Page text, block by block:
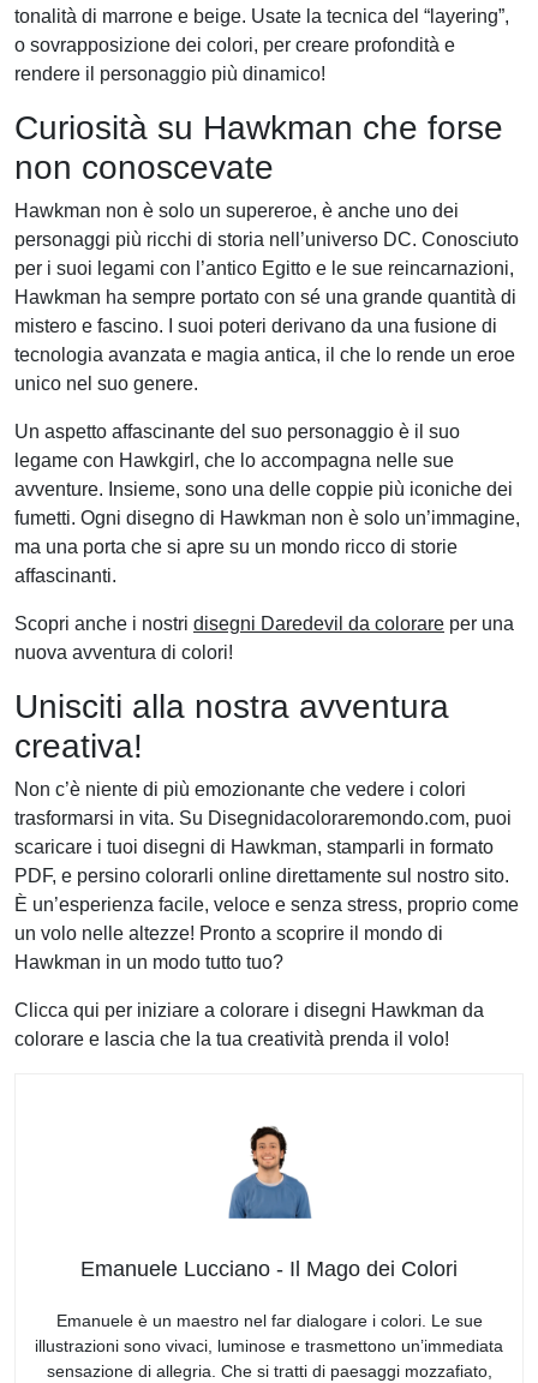
tonalità di marrone e beige. Usate la tecnica del “layering”,
o sovrapposizione dei colori, per creare profondità e
rendere il personaggio più dinamico!
Curiosità su Hawkman che forse
non conoscevate
Hawkman non è solo un supereroe, è anche uno dei
personaggi più ricchi di storia nell’universo DC. Conosciuto
per i suoi legami con l’antico Egitto e le sue reincarnazioni,
Hawkman ha sempre portato con sé una grande quantità di
mistero e fascino. I suoi poteri derivano da una fusione di
tecnologia avanzata e magia antica, il che lo rende un eroe
unico nel suo genere.
Un aspetto affascinante del suo personaggio è il suo
legame con Hawkgirl, che lo accompagna nelle sue
avventure. Insieme, sono una delle coppie più iconiche dei
fumetti. Ogni disegno di Hawkman non è solo un’immagine,
ma una porta che si apre su un mondo ricco di storie
affascinanti.
Scopri anche i nostri disegni Daredevil da colorare per una
nuova avventura di colori!
Unisciti alla nostra avventura
creativa!
Non c’è niente di più emozionante che vedere i colori
trasformarsi in vita. Su Disegnidacoloraremondo.com, puoi
scaricare i tuoi disegni di Hawkman, stamparli in formato
PDF, e persino colorarli online direttamente sul nostro sito.
È un’esperienza facile, veloce e senza stress, proprio come
un volo nelle altezze! Pronto a scoprire il mondo di
Hawkman in un modo tutto tuo?
Clicca qui per iniziare a colorare i disegni Hawkman da
colorare e lascia che la tua creatività prenda il volo!
Emanuele Lucciano - Il Mago dei Colori
Emanuele è un maestro nel far dialogare i colori. Le sue
illustrazioni sono vivaci, luminose e trasmettono un’immediata
sensazione di allegria. Che si tratti di paesaggi mozzafiato,